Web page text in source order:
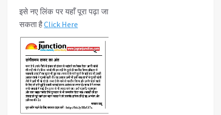
इसे नए लिंक पर यहाँ पूरा पढ़ा जा
सकता हैClick Here